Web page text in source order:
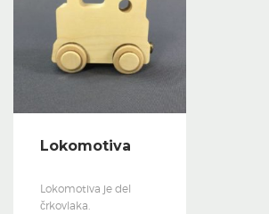
Lokomotiva
Lokomotiva je del
črkovlaka.